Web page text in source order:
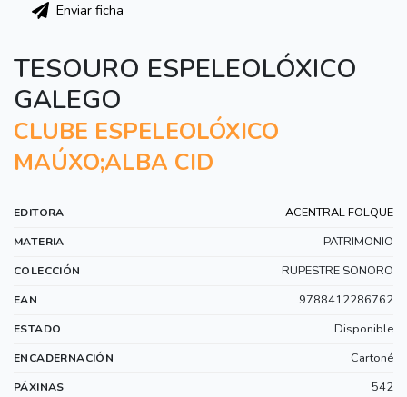
Enviar ficha
TESOURO ESPELEOLÓXICO
GALEGO
CLUBE ESPELEOLÓXICO
MAÚXO;ALBA CID
EDITORA ACENTRAL FOLQUE
MATERIA PATRIMONIO
COLECCIÓN RUPESTRE SONORO
EAN 9788412286762
ESTADO Disponible
ENCADERNACIÓN Cartoné
PÁXINAS 542